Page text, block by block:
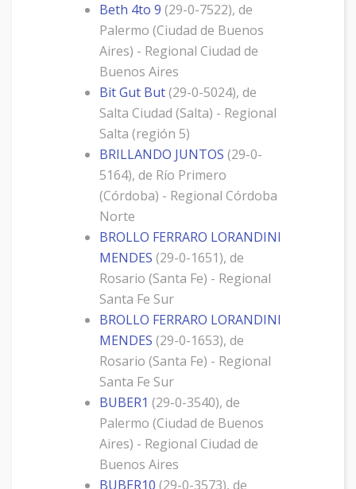
Beth 4to 9 (29-0-7522), de
Palermo (Ciudad de Buenos
Aires) - Regional Ciudad de
Buenos Aires
Bit Gut But(29-0-5024), de
Salta Ciudad (Salta) - Regional
Salta (región 5)
BRILLANDO JUNTOS (29-0-
5164), de Río Primero
(Córdoba) - Regional Córdoba
Norte
BROLLO FERRARO LORANDINI
MENDES (29-0-1651), de
Rosario (Santa Fe) - Regional
Santa Fe Sur
BROLLO FERRARO LORANDINI
MENDES (29-0-1653), de
Rosario (Santa Fe) - Regional
Santa Fe Sur
BUBER1 (29-0-3540), de
Palermo (Ciudad de Buenos
Aires) - Regional Ciudad de
Buenos Aires
BUBER10 (29-0-3573), de